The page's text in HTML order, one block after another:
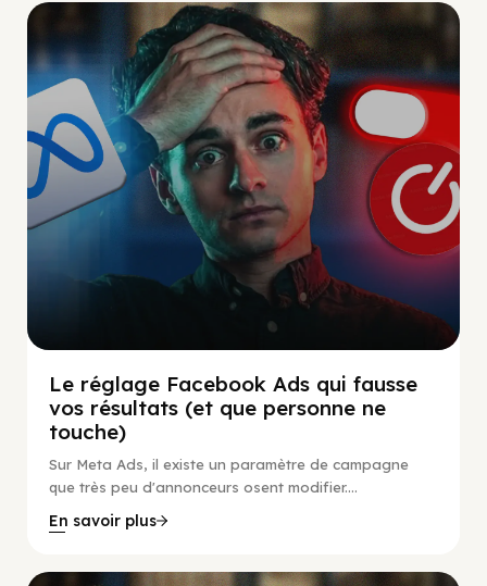
Social Scaling
Le réglage Facebook Ads qui fausse
vos résultats (et que personne ne
touche)
Sur Meta Ads, il existe un paramètre de campagne
que très peu d'annonceurs osent modifier....
En savoir plus